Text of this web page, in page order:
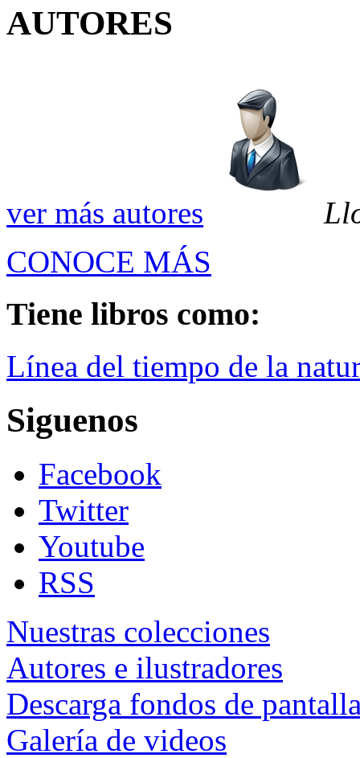
AUTORES
ver más autores
CONOCE MÁS
Tiene libros como:
Línea del tiempo de la
Siguenos
Facebook
Twitter
Youtube
RSS
Nuestras colecciones
Autores e ilustradores
Descarga fondos de
Galería de videos